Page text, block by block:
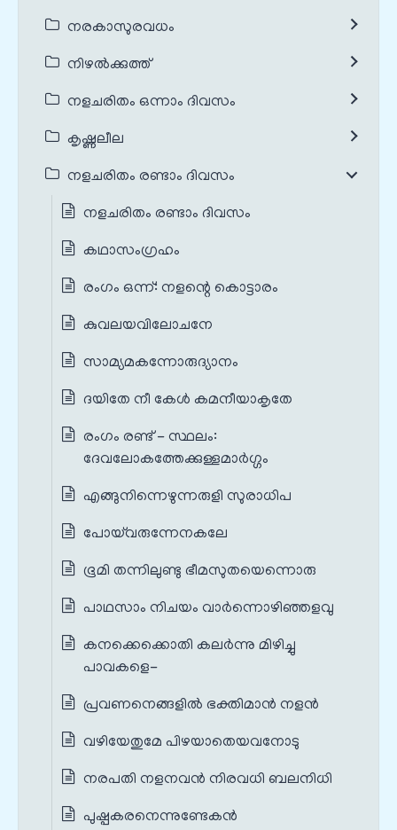
നരകാസുരവധം
നിഴൽക്കുത്ത്
നളചരിതം ഒന്നാം ദിവസം
കൃഷ്ണലീല
നളചരിതം രണ്ടാം ദിവസം
നളചരിതം രണ്ടാം ദിവസം
കഥാസംഗ്രഹം
രംഗം ഒന്ന്: ‌നളന്റെ കൊട്ടാരം
കുവലയവിലോചനേ
സാമ്യമകന്നോരുദ്യാനം
ദയിതേ നീ കേൾ കമനീയാകൃതേ
രംഗം രണ്ട് - സ്ഥലം:
ദേവലോകത്തേക്കുള്ളമാർഗ്ഗം
എങ്ങുനിന്നെഴുന്നരുളി സുരാധിപ
പോയ്‌വരുന്നേനകലേ
ഭൂമി തന്നിലുണ്ടു ഭീമസുതയെന്നൊരു
പാഥസാം നിചയം വാർന്നൊഴിഞ്ഞളവു
കനക്കെക്കൊതി കലർന്നു മിഴിച്ചു
പാവകളെ-
പ്രവണനെങ്ങളിൽ ഭക്തിമാൻ നളൻ
വഴിയേതുമേ പിഴയാതെയവനോടു
നരപതി നളനവൻ നിരവധി ബലനിധി
പുഷ്പകരനെന്നുണ്ടേകൻ